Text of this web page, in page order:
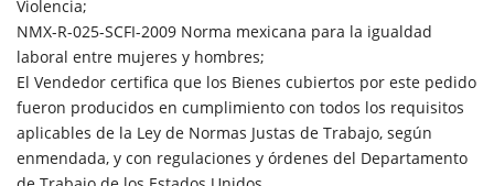
Violencia;
NMX-R-025-SCFI-2009 Norma mexicana para la igualdad
laboral entre mujeres y hombres;
El Vendedor certifica que los Bienes cubiertos por este pedido
fueron producidos en cumplimiento con todos los requisitos
aplicables de la Ley de Normas Justas de Trabajo, según
enmendada, y con regulaciones y órdenes del Departamento